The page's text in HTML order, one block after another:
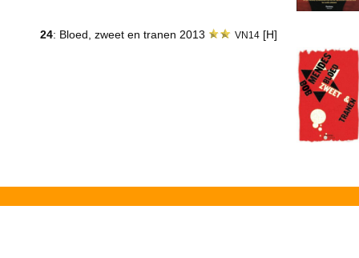
24: Bloed, zweet en tranen 2013 VN14[H]